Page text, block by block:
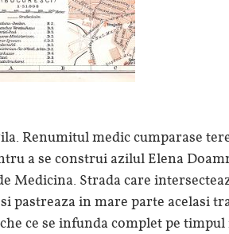
Renumitul medic cumparase
a se construi azilul Elena
Medicina. Strada care
pastreaza in mare parte acelasi
ce se infunda complet pe